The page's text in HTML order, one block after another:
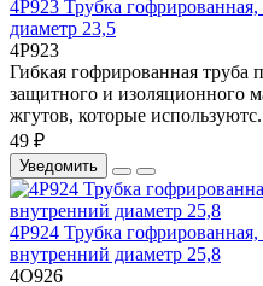
4P923 Трубка
диаметр 23,5
4P923
Гибкая гофрированная труба
защитного и изоляционного
жгутов, которые
49 ₽
Уведомить
4P924 Трубка
внутренний диаметр 25,8
4О926